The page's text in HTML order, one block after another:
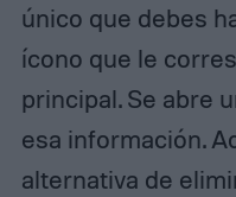
único que debes
ícono que le
principal. Se abre
esa información.
alternativa de